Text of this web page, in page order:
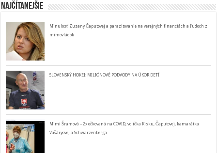
Najčítanejšie
Minulosť Zuzany Čaputovej a parazitovanie na verejných financiách a ľudoch z
mimovládok
SLOVENSKÝ HOKEJ: MILIÓNOVÉ PODVODY NA ÚKOR DETÍ
Mimi Šramová – 2x očkovaná na COVID, volička Kisku, Čaputovej, kamarátka
Vašáryovej a Schwarzenberga